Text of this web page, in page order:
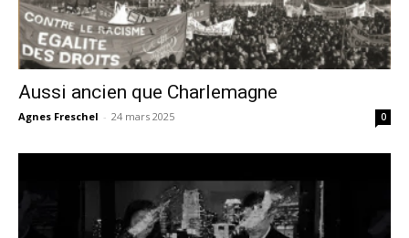
Aussi ancien que Charlemagne
Agnes Freschel - 24 mars 2025 0